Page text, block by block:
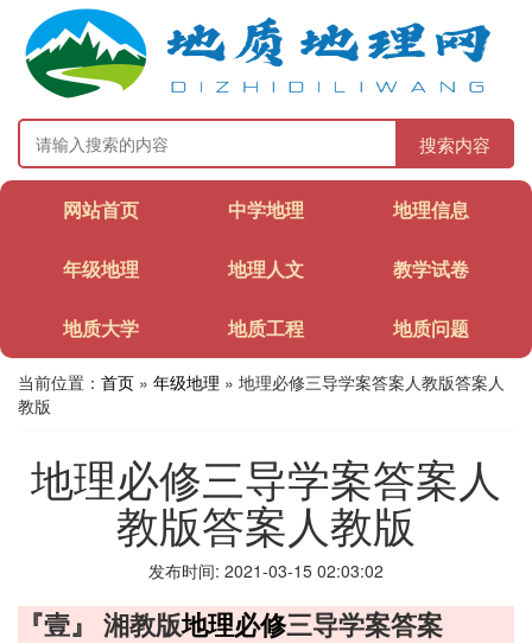
搜索内容
网站首页 中学地理 地理信息
年级地理 地理人文 教学试卷
地质大学 地质工程 地质问题
当前位置： 首页 » 年级地理 » 地理必修三导学案答案人教版答案人
教版
地理必修三导学案答案人
教版答案人教版
发布时间: 2021-03-15 02:03:02
『壹』 湘教版地理必修三导学案答案